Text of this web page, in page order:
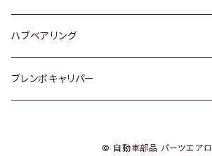
日産
ダイハツ
ハブベアリング
トヨタ
ブレンボキャリパー
© 自動車部品 パーツエアロ